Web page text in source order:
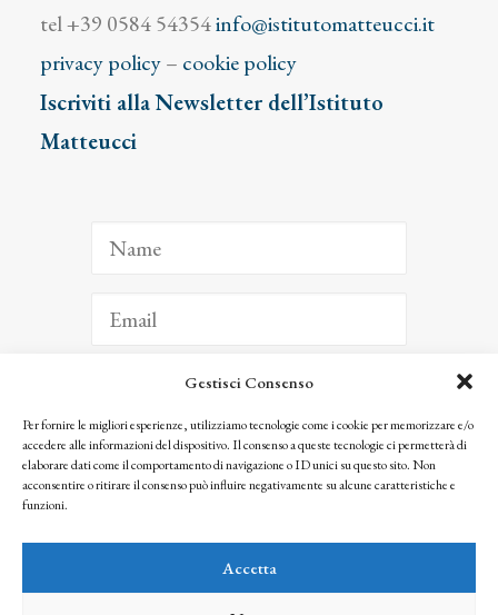
Gestisci Consenso
Per fornire le migliori esperienze, utilizziamo tecnologie come i cookie per memorizzare e/o
accedere alle informazioni del dispositivo. Il consenso a queste tecnologie ci permetterà di
elaborare dati come il comportamento di navigazione o ID unici su questo sito. Non
acconsentire o ritirare il consenso può influire negativamente su alcune caratteristiche e
funzioni.
Accetta
tel +39 0584 54354info@istitutomatteucci.it
privacy policy– cookie policy
Iscriviti alla Newsletter dell’Istituto
Matteucci
ISCRIVITI
Facendo clic per iscriverti, riconosci che le tue informazioni saranno trattate
seguendo la nostra Privacy Policy
© 2025 Istituto Matteucci. All right reserved
l’autorizzazione scritta dei proprietari dei diritti e dell’Istituto Matteucci